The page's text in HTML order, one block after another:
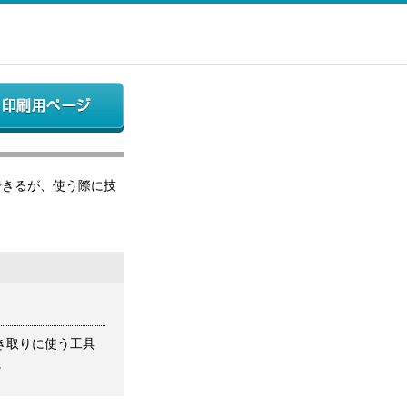
るが、使う際に技
取りに使う工具